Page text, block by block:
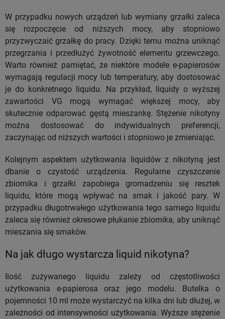
W przypadku nowych urządzeń lub wymiany grzałki zaleca
się rozpoczęcie od niższych mocy, aby stopniowo
przyzwyczaić grzałkę do pracy. Dzięki temu można uniknąć
przegrzania i przedłużyć żywotność elementu grzewczego.
Warto również pamiętać, że niektóre modele e-papierosów
wymagają regulacji mocy lub temperatury, aby dostosować
je do konkretnego liquidu. Na przykład, liquidy o wyższej
zawartości VG mogą wymagać większej mocy, aby
skutecznie odparować gęstą mieszankę. Stężenie nikotyny
można dostosować do indywidualnych preferencji,
zaczynając od niższych wartości i stopniowo je zmieniając.
Kolejnym aspektem użytkowania liquidów z nikotyną jest
dbanie o czystość urządzenia. Regularne czyszczenie
zbiornika i grzałki zapobiega gromadzeniu się resztek
liquidu, które mogą wpływać na smak i jakość pary. W
przypadku długotrwałego użytkowania tego samego liquidu
zaleca się również okresowe płukanie zbiornika, aby uniknąć
mieszania się smaków.
Na jak długo wystarcza liquid nikotyna?
Ilość zużywanego liquidu zależy od częstotliwości
użytkowania e-papierosa oraz jego modelu. Butelka o
pojemności 10 ml może wystarczyć na kilka dni lub dłużej, w
zależności od intensywności użytkowania. Wyższe stężenie